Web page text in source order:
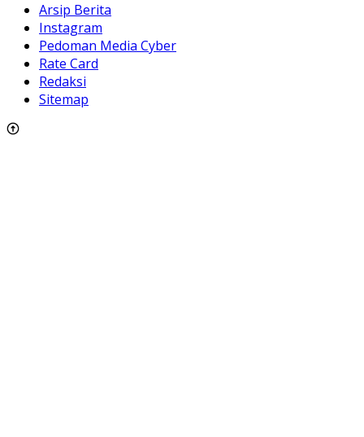
Arsip Berita
Instagram
Pedoman Media Cyber
Rate Card
Redaksi
Sitemap